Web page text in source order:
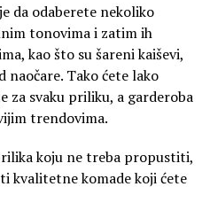
da odaberete nekoliko
tonovima i zatim ih
kao što su šareni kaiševi,
Tako ćete lako
za svaku priliku, a garderoba
trendovima.
koju ne treba propustiti,
kvalitetne komade koji ćete